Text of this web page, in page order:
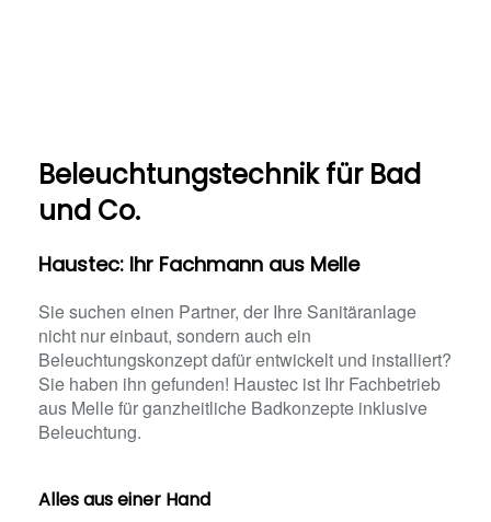
Beleuchtungstechnik für Bad
und Co.
Haustec: Ihr Fachmann aus Melle
Sie suchen einen Partner, der Ihre Sanitäranlage
nicht nur einbaut, sondern auch ein
Beleuchtungskonzept dafür entwickelt und installiert?
Sie haben ihn gefunden! Haustec ist Ihr Fachbetrieb
aus Melle für ganzheitliche Badkonzepte inklusive
Beleuchtung.
Alles aus einer Hand